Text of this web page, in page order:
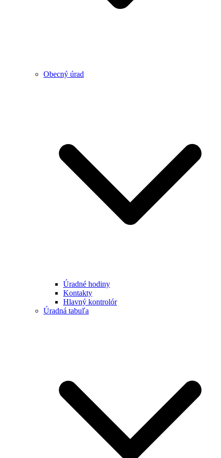
Obecný úrad
Úradné hodiny
Kontakty
Hlavný kontrolór
Úradná tabuľa